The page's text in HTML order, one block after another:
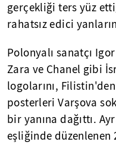
gerçekliği ters yüz
rahatsız edici
Polonyalı sanatçı
Zara ve Chanel gibi
logolarını,
posterleri Varşova
bir yanına dağıttı.
eşliğinde düzenlenen